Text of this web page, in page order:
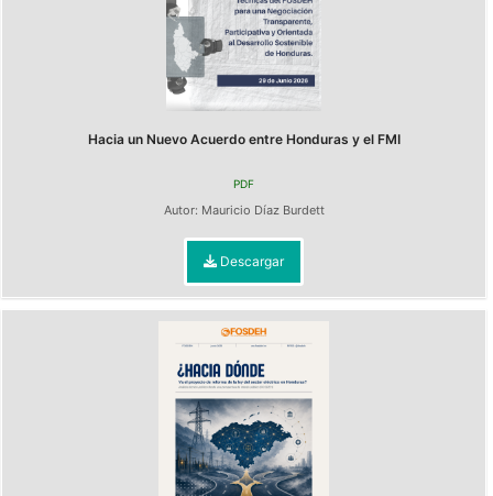
Hacia un Nuevo Acuerdo entre Honduras y el FMI
PDF
Autor: Mauricio Díaz Burdett
Descargar